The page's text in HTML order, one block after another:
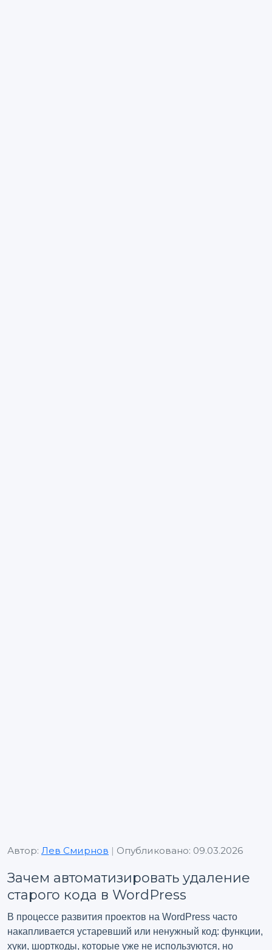
Автор: Лев Смирнов | Опубликовано: 09.03.2026
Зачем автоматизировать удаление
старого кода в WordPress
В процессе развития проектов на WordPress часто
накапливается устаревший или ненужный код: функции,
хуки, шорткоды, которые уже не используются, но